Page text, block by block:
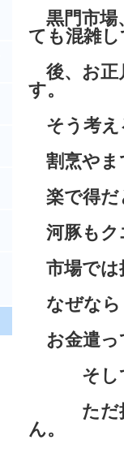
黒門市場
ても混雑
後、お正
す。
そう考え
割烹やま
楽で得だ
河豚もク
市場では
なぜなら
お金遣っ
そして
ただ捌
ん。